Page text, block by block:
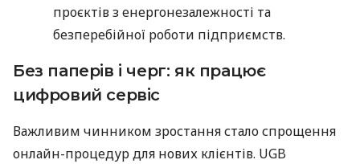
проєктів з енергонезалежності та
безперебійної роботи підприємств.
Без паперів і черг: як працює
цифровий сервіс
Важливим чинником зростання стало спрощення
онлайн-процедур для нових клієнтів. UGB